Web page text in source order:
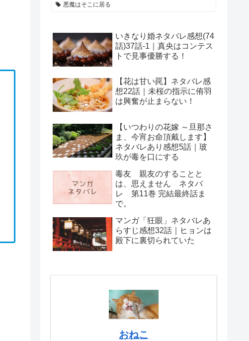
悪魔はそこに居る
いきなり婚ネタバレ感想(74
話)37話-1｜真央はコンテス
トで見事優勝する！
【花は甘い罠】ネタバレ感
想22話｜未桜の指示に侑羽
は興奮が止まらない！
【いつわりの花嫁 ～旦那さ
ま、今宵お命頂戴します】
ネタバレあり感想5話｜玻
玖が毒を口にする
毒友 親友のすることと
は、思えません ネタバ
レ 第11巻 完結最終話ま
で。
マンガ「狂眼」ネタバレあ
らすじ感想32話｜ヒョンは
殿下に裏切られていた
おねこ